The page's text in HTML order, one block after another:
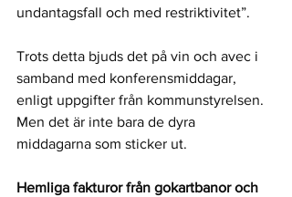
undantagsfall och med restriktivitet”.
Trots detta bjuds det på vin och avec i
samband med konferensmiddagar,
enligt uppgifter från kommunstyrelsen.
Men det är inte bara de dyra
middagarna som sticker ut.
Hemliga fakturor från gokartbanor och